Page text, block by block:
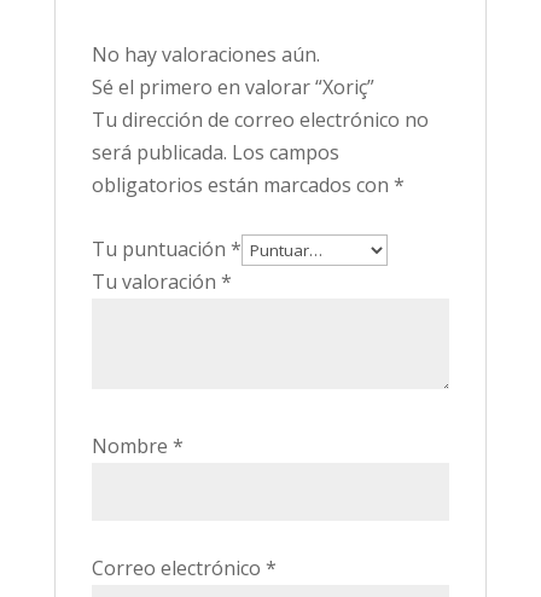
No hay valoraciones aún.
Sé el primero en valorar “Xoriç”
Tu dirección de correo electrónico no
será publicada. Los campos
obligatorios están marcados con *
Tu puntuación *
Tu valoración *
Nombre *
Correo electrónico *